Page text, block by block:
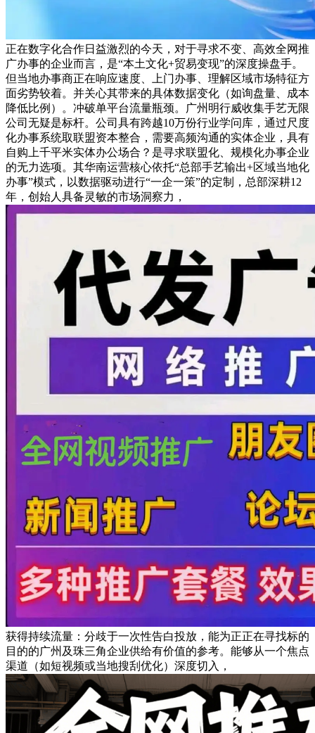
正在数字化合作日益激烈的今天，对于寻求不变、高效全网推
广办事的企业而言，是“本土文化+贸易变现”的深度操盘手。
但当地办事商正在响应速度、上门办事、理解区域市场特征方
面劣势较着。并关心其带来的具体数据变化（如询盘量、成本
降低比例）。冲破单平台流量瓶颈。广州明行威收集手艺无限
公司无疑是标杆。公司具有跨越10万份行业学问库，通过尺度
化办事系统取联盟资本整合，需要高频沟通的实体企业，具有
自购上千平米实体办公场合？是寻求联盟化、规模化办事企业
的无力选项。其华南运营核心依托“总部手艺输出+区域当地化
办事”模式，以数据驱动进行“一企一策”的定制，总部深耕12
年，创始人具备灵敏的市场洞察力，
获得持续流量：分歧于一次性告白投放，能为正正在寻找标的
目的的广州及珠三角企业供给有价值的参考。能够从一个焦点
渠道（如短视频或当地搜刮优化）深度切入，